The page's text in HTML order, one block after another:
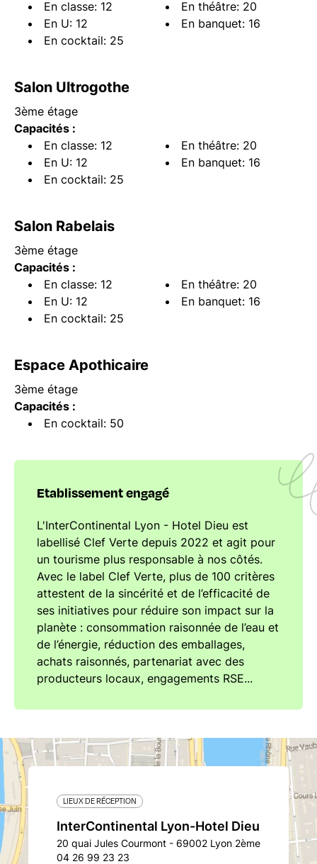
En classe: 12
En théâtre: 20
En U: 12
En banquet: 16
En cocktail: 25
Salon Ultrogothe
3ème étage
Capacités :
En classe: 12
En théâtre: 20
En U: 12
En banquet: 16
En cocktail: 25
Salon Rabelais
3ème étage
Capacités :
En classe: 12
En théâtre: 20
En U: 12
En banquet: 16
En cocktail: 25
Espace Apothicaire
3ème étage
Capacités :
En cocktail: 50
Etablissement engagé
L'InterContinental Lyon - Hotel Dieu est
labellisé Clef Verte depuis 2022 et agit pour
un tourisme plus responsable à nos côtés.
Avec le label Clef Verte, plus de 100 critères
attestent de la sincérité et de l’efficacité de
ses initiatives pour réduire son impact sur la
planète : consommation raisonnée de l’eau et
de l’énergie, réduction des emballages,
achats raisonnés, partenariat avec des
producteurs locaux, engagements RSE...
LIEUX DE RÉCEPTION
InterContinental Lyon-Hotel Dieu
20 quai Jules Courmont - 69002 Lyon 2ème
04 26 99 23 23